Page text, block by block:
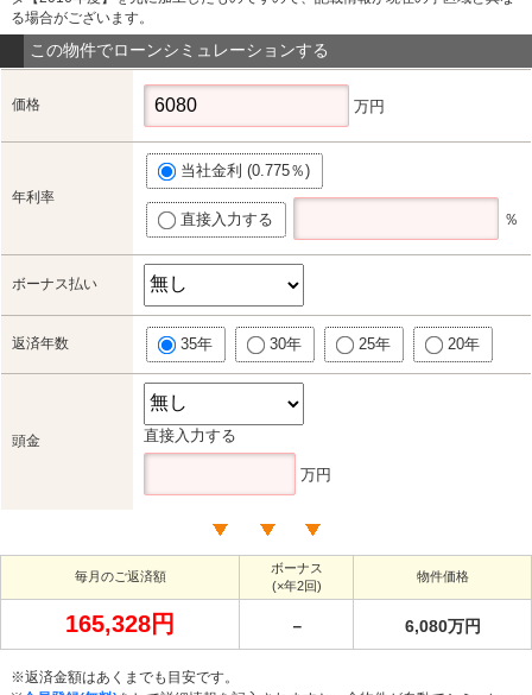
る場合がございます。
この物件でローンシミュレーションする
価格 万円
年利率
当社金利 (0.775％)
直接入力する ％
ボーナス払い
返済年数 35年 30年 25年 20年
頭金 直接入力する
万円
毎月のご返済額
ボーナス
(×年2回)
物件価格
165,328円 － 6,080万円
※返済金額はあくまでも目安です。